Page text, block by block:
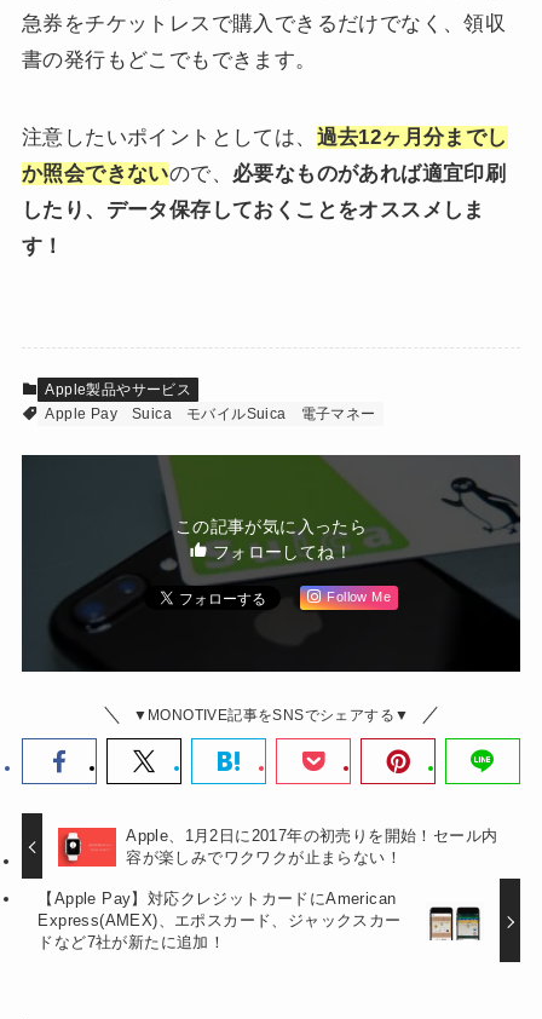
急券をチケットレスで購入できるだけでなく、領収
書の発行もどこでもできます。
注意したいポイントとしては、 過去12ヶ月分までし
か照会できないので、 必要なものがあれば適宜印刷
したり、データ保存しておくことをオススメしま
す！
Apple製品やサービス
Apple Pay
Suica モバイルSuica 電子マネー
この記事が気に入ったら
フォローしてね！
Follow Me
▼MONOTIVE記事をSNSでシェアする▼
Apple、1月2日に2017年の初売りを開始！セール内
容が楽しみでワクワクが止まらない！
【Apple Pay】対応クレジットカードにAmerican
Express(AMEX)、エポスカード、ジャックスカー
ドなど7社が新たに追加！